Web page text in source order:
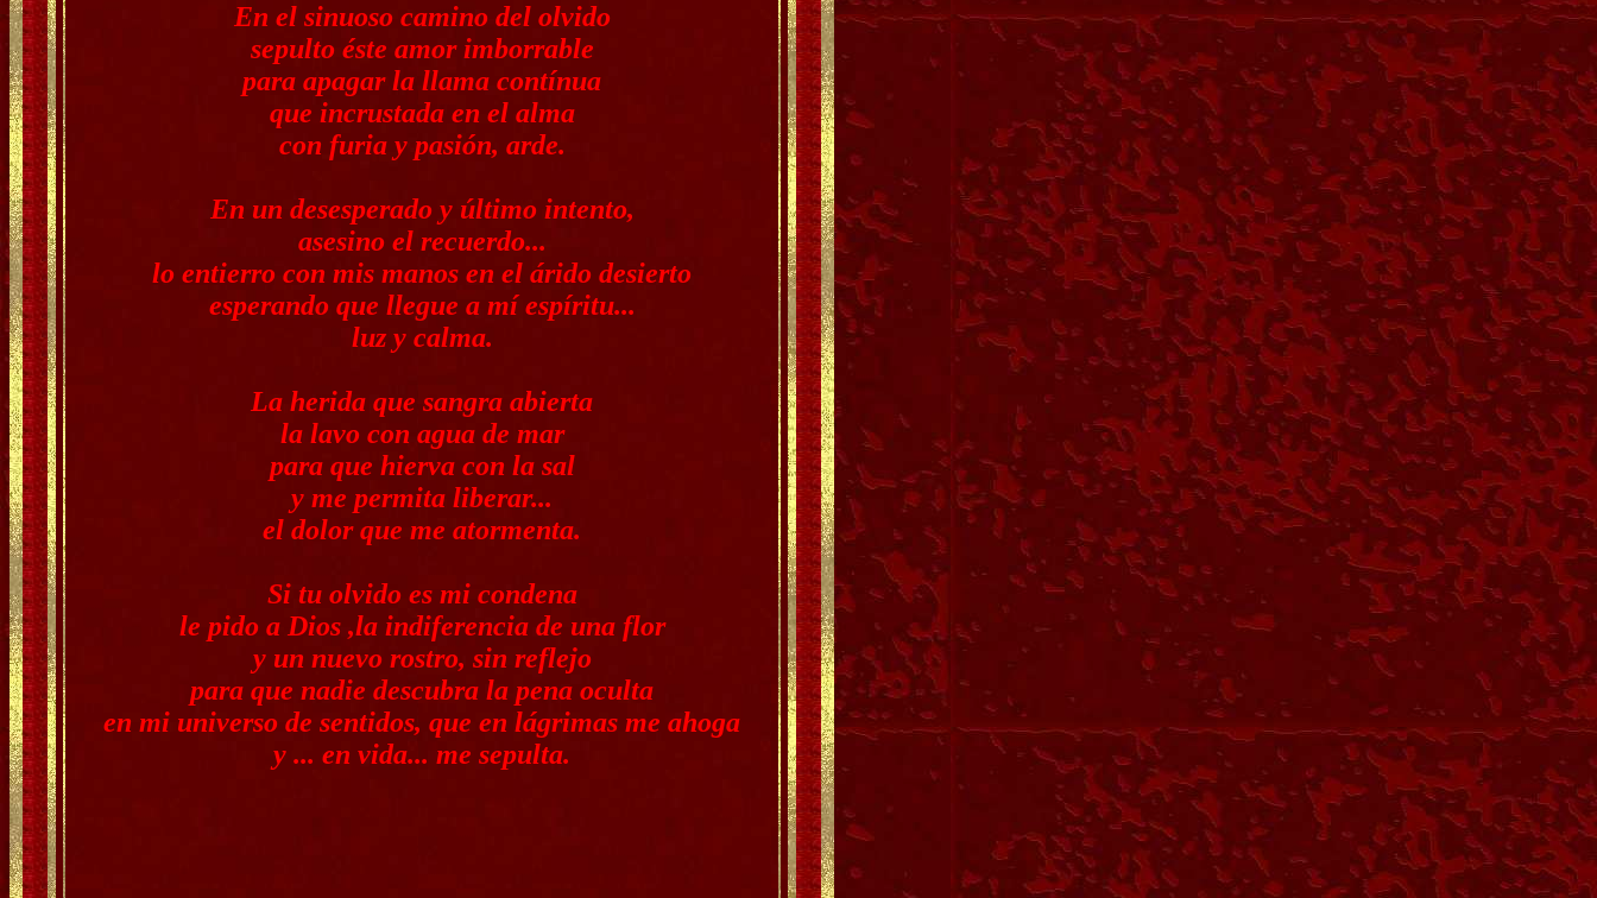
En el sinuoso camino del olvido
sepulto éste amor imborrable
para apagar la llama contínua
que incrustada en el alma
con furia y pasión, arde.
En un desesperado y último intento,
asesino el recuerdo...
lo entierro con mis manos en el árido desierto
esperando que llegue a mí espíritu...
luz y calma.
La herida que sangra abierta
la lavo con agua de mar
para que hierva con la sal
y me permita liberar...
el dolor que me atormenta.
Si tu olvido es mi condena
le pido a Dios ,la indiferencia de una flor
y un nuevo rostro, sin reflejo
para que nadie descubra la pena oculta
en mi universo de sentidos, que en lágrimas me ahoga
y ... en vida... me sepulta.